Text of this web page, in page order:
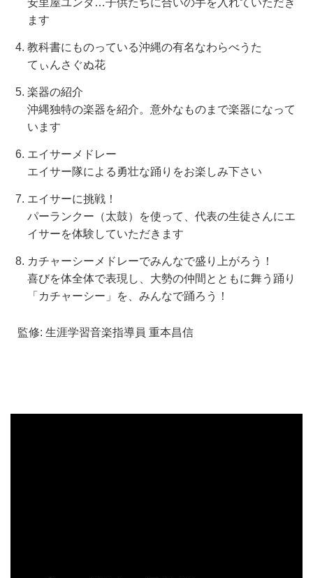
安里屋ユンタ…子供たちに合いの手を入れていただき
ます
教科書にものっている沖縄の有名なわらべうた
てぃんさぐぬ花
楽器の紹介
沖縄独特の楽器を紹介。意外なものまで楽器になって
います
エイサーメドレー
エイサー隊による勇壮な踊りをお楽しみ下さい
エイサーに挑戦！
パーランクー（太鼓）を使って、代表の生徒さんにエ
イサーを体験していただきます
カチャーシーメドレーでみんなで盛り上がろう！
喜びを体全体で表現し、大勢の仲間とともに舞う踊り
「カチャーシー」を、みんなで踊ろう！
監修: 生涯学習音楽指導員 重本昌信